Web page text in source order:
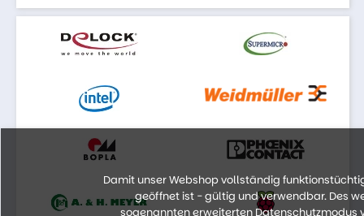
Damit unser Webshop vollständig
geöffnet ist - gültig und verwendbar. Des
sogenannten erweiterten Datenschutzmodus